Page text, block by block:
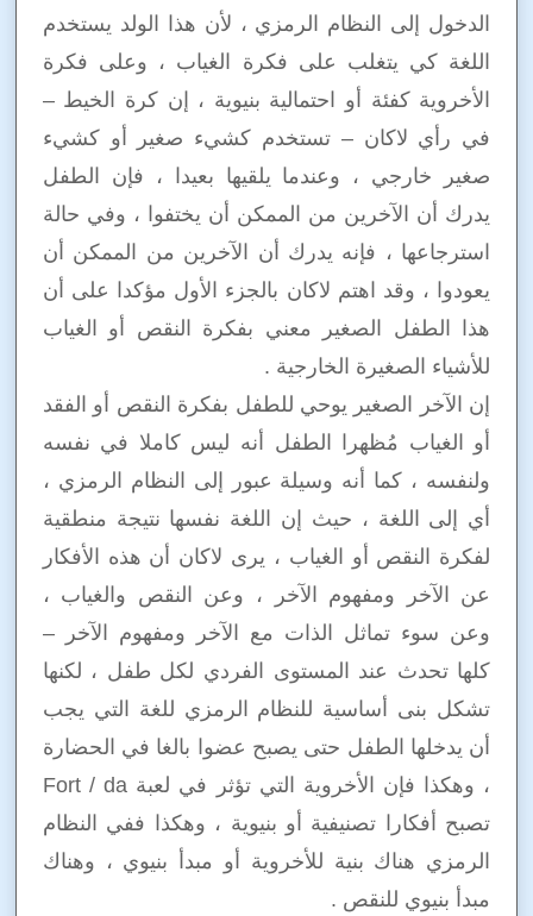
الدخول إلى النظام الرمزي ، لأن هذا الولد يستخدم
اللغة كي يتغلب على فكرة الغياب ، وعلى فكرة
الأخروية كفئة أو احتمالية بنيوية ، إن كرة الخيط –
في رأي لاكان – تستخدم كشيء صغير أو كشيء
صغير خارجي ، وعندما يلقيها بعيدا ، فإن الطفل
يدرك أن الآخرين من الممكن أن يختفوا ، وفي حالة
استرجاعها ، فإنه يدرك أن الآخرين من الممكن أن
يعودوا ، وقد اهتم لاكان بالجزء الأول مؤكدا على أن
هذا الطفل الصغير معني بفكرة النقص أو الغياب
للأشياء الصغيرة الخارجية .
إن الآخر الصغير يوحي للطفل بفكرة النقص أو الفقد
أو الغياب مُظهرا الطفل أنه ليس كاملا في نفسه
ولنفسه ، كما أنه وسيلة عبور إلى النظام الرمزي ،
أي إلى اللغة ، حيث إن اللغة نفسها نتيجة منطقية
لفكرة النقص أو الغياب ، يرى لاكان أن هذه الأفكار
عن الآخر ومفهوم الآخر ، وعن النقص والغياب ،
وعن سوء تماثل الذات مع الآخر ومفهوم الآخر –
كلها تحدث عند المستوى الفردي لكل طفل ، لكنها
تشكل بنى أساسية للنظام الرمزي للغة التي يجب
أن يدخلها الطفل حتى يصبح عضوا بالغا في الحضارة
، وهكذا فإن الأخروية التي تؤثر في لعبة Fort / da
تصبح أفكارا تصنيفية أو بنيوية ، وهكذا ففي النظام
الرمزي هناك بنية للأخروية أو مبدأ بنيوي ، وهناك
مبدأ بنيوي للنقص .